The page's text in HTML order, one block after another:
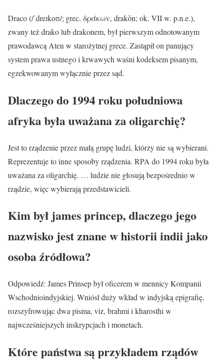
Draco (/ˈdreɪkoʊ/; grec. δράκων, drakōn; ok. VII w. p.n.e.),
zwany też drako lub drakonem, był pierwszym odnotowanym
prawodawcą Aten w starożytnej grece. Zastąpił on panujący
system prawa ustnego i krwawych waśni kodeksem pisanym,
egzekwowanym wyłącznie przez sąd.
Dlaczego do 1994 roku południowa
afryka była uważana za oligarchię?
Jest to rządzenie przez małą grupę ludzi, którzy nie są wybierani.
Reprezentuje to inne sposoby rządzenia. RPA do 1994 roku była
uważana za oligarchię. … ludzie nie głosują bezpośrednio w
rządzie, więc wybierają przedstawicieli.
Kim był james princep, dlaczego jego
nazwisko jest znane w historii indii jako
osoba źródłowa?
Odpowiedź: James Prinsep był oficerem w mennicy Kompanii
Wschodnioindyjskiej. Wniósł duży wkład w indyjską epigrafię,
rozszyfrowując dwa pisma, viz, brahmi i kharosthi w
najwcześniejszych inskrypcjach i monetach.
Które państwa są przykładem rządów